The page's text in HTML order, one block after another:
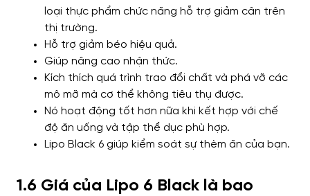
loại thực phẩm chức năng hỗ trợ giảm cân trên
thị trường.
Hỗ trợ giảm béo hiệu quả.
Giúp nâng cao nhận thức.
Kích thích quá trình trao đổi chất và phá vỡ các
mô mỡ mà cơ thể không tiêu thụ được.
Nó hoạt động tốt hơn nữa khi kết hợp với chế
độ ăn uống và tập thể dục phù hợp.
Lipo Black 6 giúp kiểm soát sự thèm ăn của bạn.
1.6 Giá của Lipo 6 Black là bao